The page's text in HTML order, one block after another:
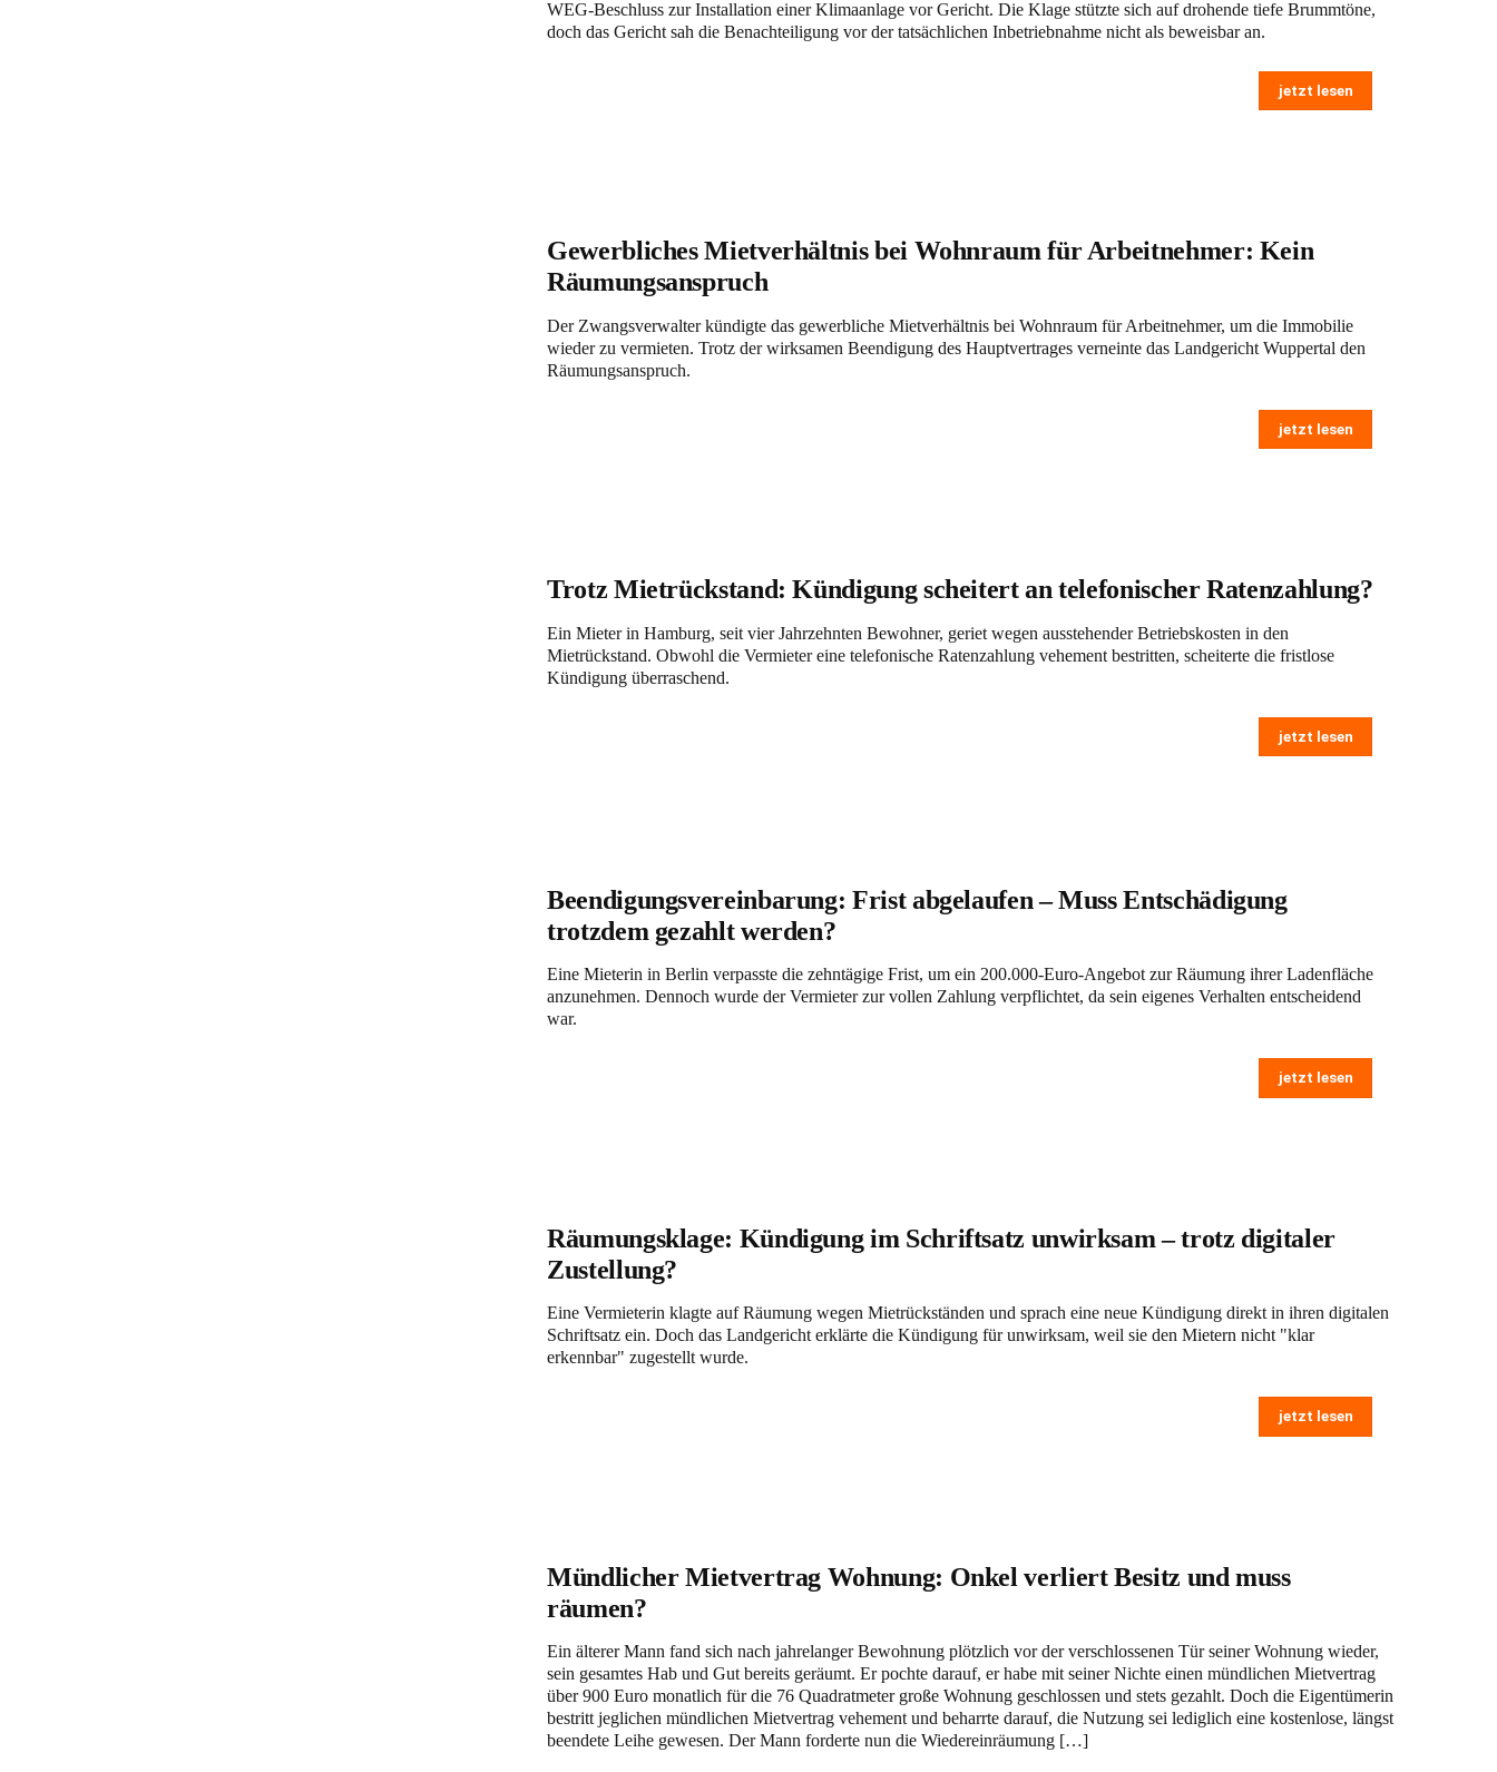
WEG-Beschluss zur Installation einer Klimaanlage vor Gericht. Die Klage stützte sich auf drohende tiefe Brummtöne,
doch das Gericht sah die Benachteiligung vor der tatsächlichen Inbetriebnahme nicht als beweisbar an.
jetzt lesen
Gewerbliches Mietverhältnis bei Wohnraum für Arbeitnehmer: Kein
Räumungsanspruch
Der Zwangsverwalter kündigte das gewerbliche Mietverhältnis bei Wohnraum für Arbeitnehmer, um die Immobilie
wieder zu vermieten. Trotz der wirksamen Beendigung des Hauptvertrages verneinte das Landgericht Wuppertal den
Räumungsanspruch.
jetzt lesen
Trotz Mietrückstand: Kündigung scheitert an telefonischer Ratenzahlung?
Ein Mieter in Hamburg, seit vier Jahrzehnten Bewohner, geriet wegen ausstehender Betriebskosten in den
Mietrückstand. Obwohl die Vermieter eine telefonische Ratenzahlung vehement bestritten, scheiterte die fristlose
Kündigung überraschend.
jetzt lesen
Beendigungsvereinbarung: Frist abgelaufen – Muss Entschädigung
trotzdem gezahlt werden?
Eine Mieterin in Berlin verpasste die zehntägige Frist, um ein 200.000-Euro-Angebot zur Räumung ihrer Ladenfläche
anzunehmen. Dennoch wurde der Vermieter zur vollen Zahlung verpflichtet, da sein eigenes Verhalten entscheidend
war.
jetzt lesen
Räumungsklage: Kündigung im Schriftsatz unwirksam – trotz digitaler
Zustellung?
Eine Vermieterin klagte auf Räumung wegen Mietrückständen und sprach eine neue Kündigung direkt in ihren digitalen
Schriftsatz ein. Doch das Landgericht erklärte die Kündigung für unwirksam, weil sie den Mietern nicht "klar
erkennbar" zugestellt wurde.
jetzt lesen
Mündlicher Mietvertrag Wohnung: Onkel verliert Besitz und muss
räumen?
Ein älterer Mann fand sich nach jahrelanger Bewohnung plötzlich vor der verschlossenen Tür seiner Wohnung wieder,
sein gesamtes Hab und Gut bereits geräumt. Er pochte darauf, er habe mit seiner Nichte einen mündlichen Mietvertrag
über 900 Euro monatlich für die 76 Quadratmeter große Wohnung geschlossen und stets gezahlt. Doch die Eigentümerin
bestritt jeglichen mündlichen Mietvertrag vehement und beharrte darauf, die Nutzung sei lediglich eine kostenlose, längst
beendete Leihe gewesen. Der Mann forderte nun die Wiedereinräumung […]